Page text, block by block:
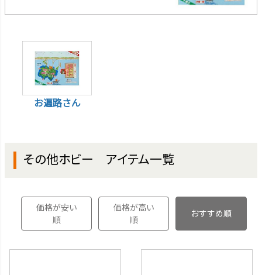
お遍路さん
その他ホビー アイテム一覧
価格が安い
順
価格が高い
順
おすすめ順